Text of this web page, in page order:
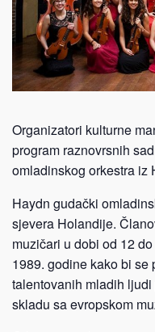
Organizatori kulturne
program raznovrsnih
omladinskog orkestra iz
Haydn gudački
sjevera Holandije.
muzičari u dobi od 12
1989. godine kako bi se
talentovanih mladih
skladu sa evropskom